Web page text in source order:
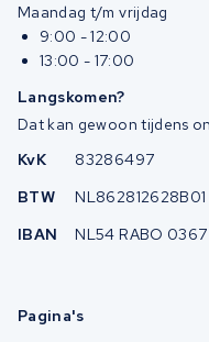
Maandag t/m vrijdag
9:00 - 12:00
13:00 - 17:00
Langskomen?
Dat kan gewoon tijdens
KvK
83286497
BTW
NL862812628B01
IBAN
NL54 RABO
Pagina's